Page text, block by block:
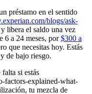
préstamo en el sentido
blogs/ask-
libera el saldo una vez
6 a 24 meses, por$300 a
que necesitas hoy. Estás
de bajo riesgo.
si estás
factors-explained-what-
tu mezcla de